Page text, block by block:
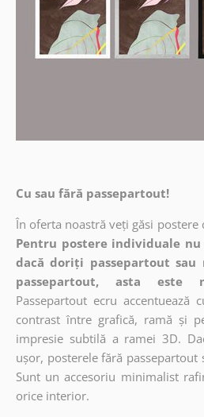
Cu sau fără passepartout!
În oferta noastră veți găsi postere
Pentru postere individuale
dacă doriți passepartout sau
passepartout, asta
Passepartout ecru accentuează
contrast între grafică, ramă și
impresie subtilă a ramei 3D.
ușor, posterele fără
Sunt un accesoriu minimalist
orice interior.